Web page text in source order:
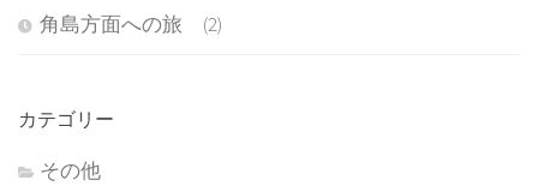
角島方面への旅 (2)
カテゴリー
その他